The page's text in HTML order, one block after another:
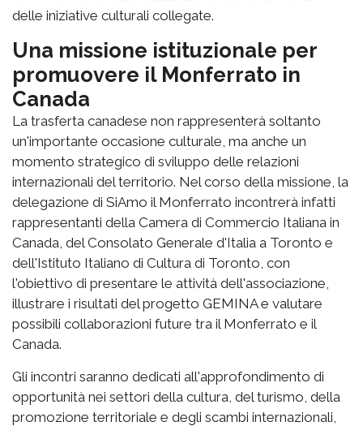
delle iniziative culturali collegate.
Una missione istituzionale per
promuovere il Monferrato in
Canada
La trasferta canadese non rappresenterà soltanto
un'importante occasione culturale, ma anche un
momento strategico di sviluppo delle relazioni
internazionali del territorio. Nel corso della missione, la
delegazione di SiAmo il Monferrato incontrerà infatti
rappresentanti della Camera di Commercio Italiana in
Canada, del Consolato Generale d'Italia a Toronto e
dell'Istituto Italiano di Cultura di Toronto, con
l'obiettivo di presentare le attività dell'associazione,
illustrare i risultati del progetto GEMINA e valutare
possibili collaborazioni future tra il Monferrato e il
Canada.
Gli incontri saranno dedicati all'approfondimento di
opportunità nei settori della cultura, del turismo, della
promozione territoriale e degli scambi internazionali,